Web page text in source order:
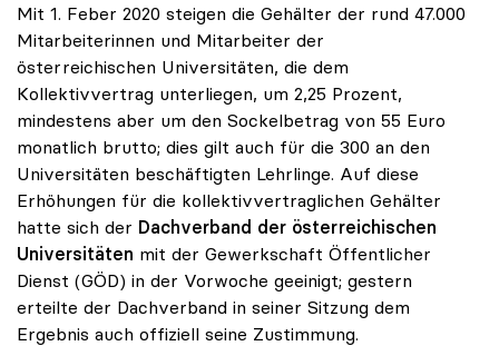
Mit 1. Feber 2020 steigen die Gehälter der rund 47.000
Mitarbeiterinnen und Mitarbeiter der
österreichischen Universitäten, die dem
Kollektivvertrag unterliegen, um 2,25 Prozent,
mindestens aber um den Sockelbetrag von 55 Euro
monatlich brutto; dies gilt auch für die 300 an den
Universitäten beschäftigten Lehrlinge. Auf diese
Erhöhungen für die kollektivvertraglichen Gehälter
hatte sich der Dachverband der österreichischen
Universitäten mit der Gewerkschaft Öffentlicher
Dienst (GÖD) in der Vorwoche geeinigt; gestern
erteilte der Dachverband in seiner Sitzung dem
Ergebnis auch offiziell seine Zustimmung.